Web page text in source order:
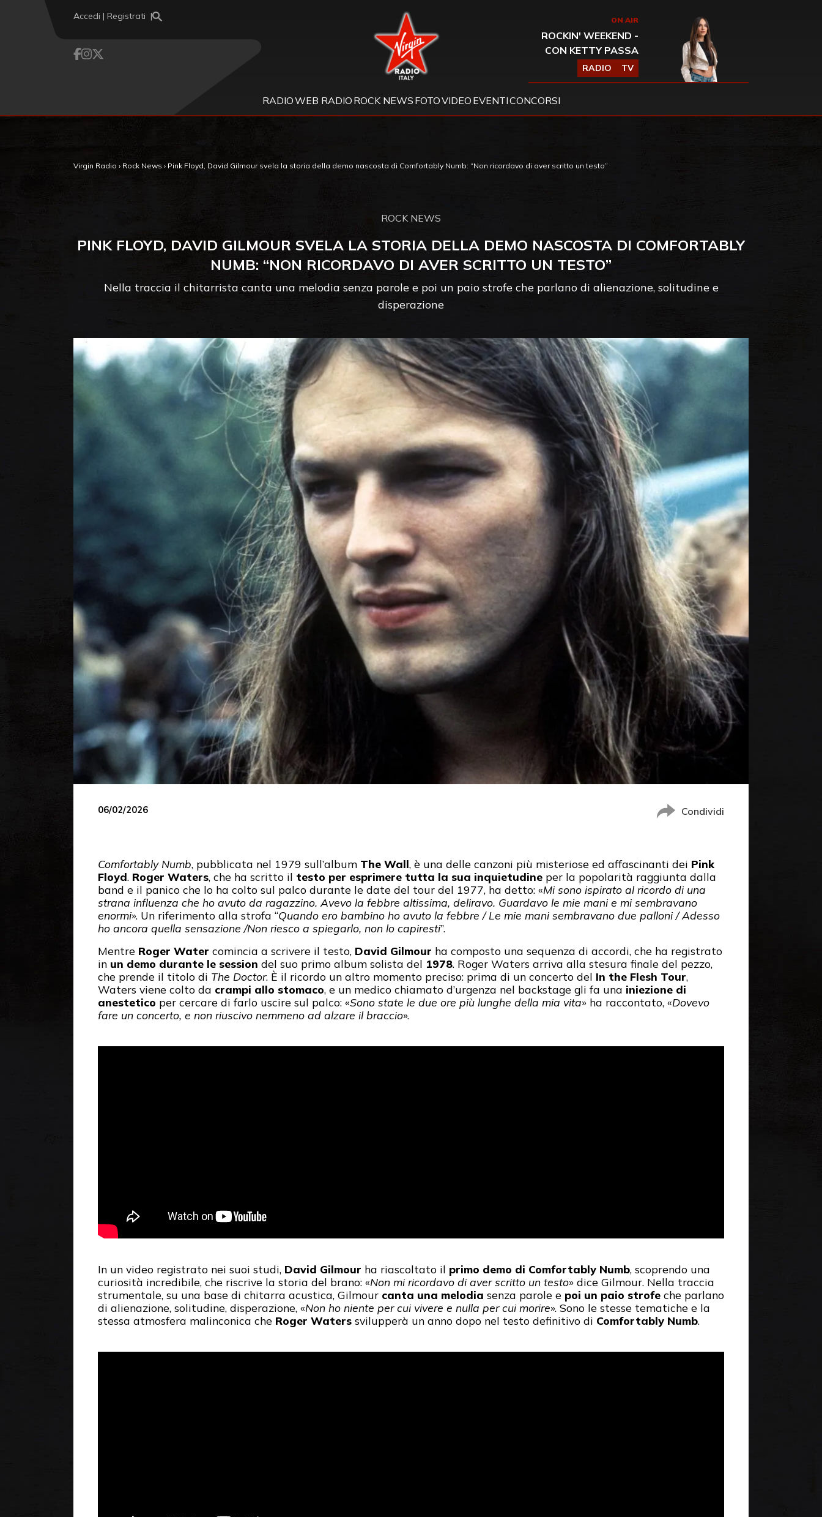
Accedi | Registrati Virgin Radio ON AIR
ROCKIN' WEEKEND -
CON KETTY PASSA
RADIO TV
RADIOWEB RADIO ROCK NEWS FOTOVIDEO EVENTICONCORSI
Virgin Radio › Rock News › Pink Floyd, David Gilmour svela la storia della demo nascosta di Comfortably Numb: “Non ricordavo di aver scritto un testo”
ROCK NEWS
PINK FLOYD, DAVID GILMOUR SVELA LA STORIA DELLA DEMO NASCOSTA DI COMFORTABLY
NUMB: “NON RICORDAVO DI AVER SCRITTO UN TESTO”
Nella traccia il chitarrista canta una melodia senza parole e poi un paio strofe che parlano di alienazione, solitudine e
disperazione
06/02/2026 Condividi
Comfortably Numb, pubblicata nel 1979 sull’album The Wall, è una delle canzoni più misteriose ed affascinanti dei Pink
Floyd. Roger Waters, che ha scritto il testo per esprimere tutta la sua inquietudine per la popolarità raggiunta dalla
band e il panico che lo ha colto sul palco durante le date del tour del 1977, ha detto: «Mi sono ispirato al ricordo di una
strana influenza che ho avuto da ragazzino. Avevo la febbre altissima, deliravo. Guardavo le mie mani e mi sembravano
enormi». Un riferimento alla strofa “Quando ero bambino ho avuto la febbre / Le mie mani sembravano due palloni / Adesso
ho ancora quella sensazione /Non riesco a spiegarlo, non lo capiresti”.
Mentre Roger Water comincia a scrivere il testo, David Gilmour ha composto una sequenza di accordi, che ha registrato
in un demo durante le session del suo primo album solista del 1978. Roger Waters arriva alla stesura finale del pezzo,
che prende il titolo di The Doctor. È il ricordo un altro momento preciso: prima di un concerto del In the Flesh Tour,
Waters viene colto da crampi allo stomaco, e un medico chiamato d’urgenza nel backstage gli fa una iniezione di
anestetico per cercare di farlo uscire sul palco: «Sono state le due ore più lunghe della mia vita» ha raccontato, «Dovevo
fare un concerto, e non riuscivo nemmeno ad alzare il braccio».
In un video registrato nei suoi studi, David Gilmour ha riascoltato il primo demo di Comfortably Numb, scoprendo una
curiosità incredibile, che riscrive la storia del brano: «Non mi ricordavo di aver scritto un testo» dice Gilmour. Nella traccia
strumentale, su una base di chitarra acustica, Gilmour canta una melodia senza parole e poi un paio strofe che parlano
di alienazione, solitudine, disperazione, «Non ho niente per cui vivere e nulla per cui morire». Sono le stesse tematiche e la
stessa atmosfera malinconica che Roger Waters svilupperà un anno dopo nel testo definitivo di Comfortably Numb.